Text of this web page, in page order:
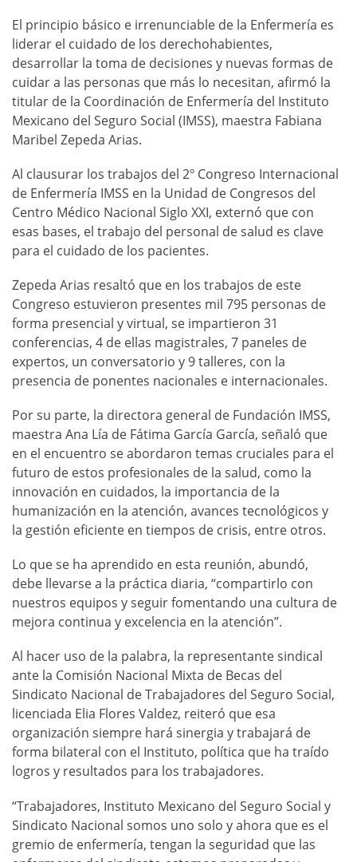
El principio básico e irrenunciable de la Enfermería es
liderar el cuidado de los derechohabientes,
desarrollar la toma de decisiones y nuevas formas de
cuidar a las personas que más lo necesitan, afirmó la
titular de la Coordinación de Enfermería del Instituto
Mexicano del Seguro Social (IMSS), maestra Fabiana
Maribel Zepeda Arias.
Al clausurar los trabajos del 2º Congreso Internacional
de Enfermería IMSS en la Unidad de Congresos del
Centro Médico Nacional Siglo XXI, externó que con
esas bases, el trabajo del personal de salud es clave
para el cuidado de los pacientes.
Zepeda Arias resaltó que en los trabajos de este
Congreso estuvieron presentes mil 795 personas de
forma presencial y virtual, se impartieron 31
conferencias, 4 de ellas magistrales, 7 paneles de
expertos, un conversatorio y 9 talleres, con la
presencia de ponentes nacionales e internacionales.
Por su parte, la directora general de Fundación IMSS,
maestra Ana Lía de Fátima García García, señaló que
en el encuentro se abordaron temas cruciales para el
futuro de estos profesionales de la salud, como la
innovación en cuidados, la importancia de la
humanización en la atención, avances tecnológicos y
la gestión eficiente en tiempos de crisis, entre otros.
Lo que se ha aprendido en esta reunión, abundó,
debe llevarse a la práctica diaria, “compartirlo con
nuestros equipos y seguir fomentando una cultura de
mejora continua y excelencia en la atención”.
Al hacer uso de la palabra, la representante sindical
ante la Comisión Nacional Mixta de Becas del
Sindicato Nacional de Trabajadores del Seguro Social,
licenciada Elia Flores Valdez, reiteró que esa
organización siempre hará sinergia y trabajará de
forma bilateral con el Instituto, política que ha traído
logros y resultados para los trabajadores.
“Trabajadores, Instituto Mexicano del Seguro Social y
Sindicato Nacional somos uno solo y ahora que es el
gremio de enfermería, tengan la seguridad que las